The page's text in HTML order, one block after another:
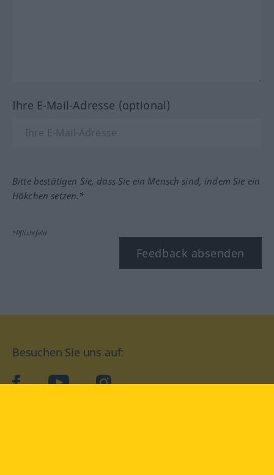
Ihre E-Mail-Adresse (optional)
Bitte bestätigen Sie, dass Sie ein Mensch sind, indem Sie ein
Häkchen setzen.*
*Pflichtfeld
Feedback absenden
Besuchen Sie uns auf:
facebookYouTube Instagram